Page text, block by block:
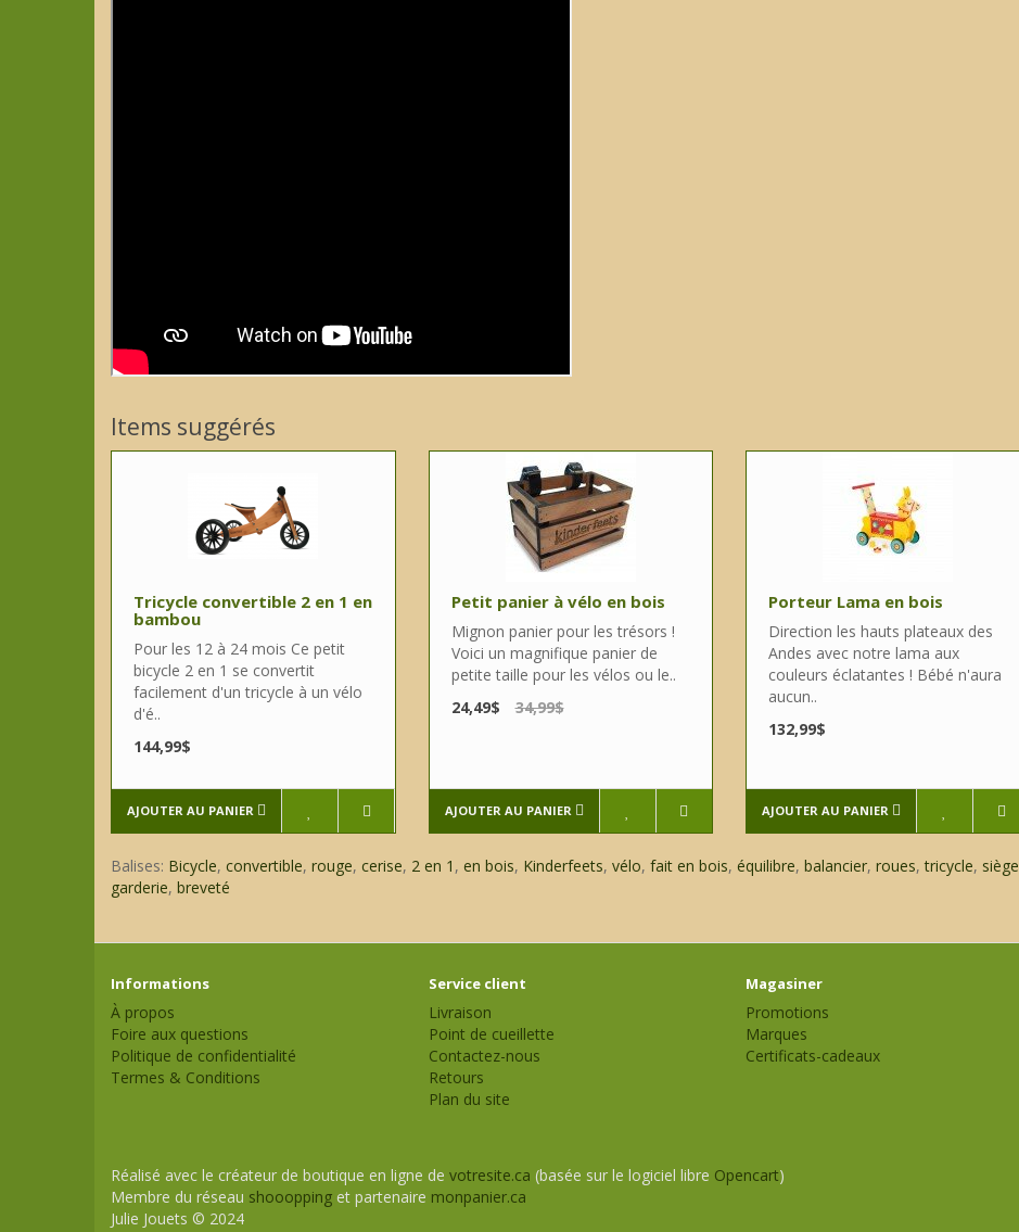
Items suggérés
Tricycle convertible 2 en 1 en
bambou
Pour les 12 à 24 mois Ce petit
bicycle 2 en 1 se convertit
facilement d'un tricycle à un vélo
d'é..
144,99$
AJOUTER AU PANIER
Petit panier à vélo en bois
Mignon panier pour les trésors !
Voici un magnifique panier de
petite taille pour les vélos ou le..
24,49$
34,99$
AJOUTER AU PANIER
Porteur Lama en bois
Direction les hauts plateaux des
Andes avec notre lama aux
couleurs éclatantes ! Bébé n'aura
aucun..
132,99$
AJOUTER AU PANIER
Balises: Bicycle, convertible, rouge, cerise, 2 en 1 , en bois, Kinderfeets, vélo, fait en bois, équilibre, balancier, roues,tricycle, siège
garderie, breveté
Informations
À propos
Foire aux questions
Politique de confidentialité
Termes & Conditions
Service client
Livraison
Point de cueillette
Contactez-nous
Retours
Plan du site
Magasiner
Promotions
Marques
Certificats-cadeaux
Réalisé avec le créateur de boutique en ligne de votresite.ca (basée sur le logiciel libre Opencart)
Membre du réseau shooopping et partenaire monpanier.ca
Julie Jouets © 2024